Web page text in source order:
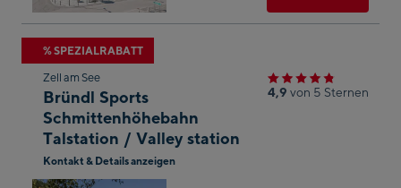
Zum
nächsten
Shop-
Ergebnis
springen
% SPEZIALRABATT
Zell am See
Bründl Sports
Schmittenhöhebahn
Talstation / Valley station
Kontakt & Details anzeigen
4,9 von 5 Sternen